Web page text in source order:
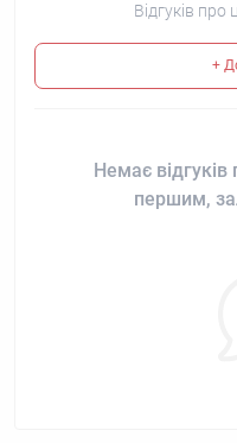
Відгуків
+
Немає
першим,